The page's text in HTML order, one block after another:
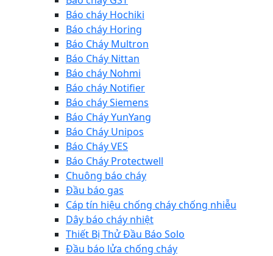
Báo cháy Hochiki
Báo cháy Horing
Báo Cháy Multron
Báo Cháy Nittan
Báo cháy Nohmi
Báo cháy Notifier
Báo cháy Siemens
Báo Cháy YunYang
Báo Cháy Unipos
Báo Cháy VES
Báo Cháy Protectwell
Chuông báo cháy
Đầu báo gas
Cáp tín hiệu chống cháy chống nhiễu
Dây báo cháy nhiệt
Thiết Bị Thử Đầu Báo Solo
Đầu báo lửa chống cháy